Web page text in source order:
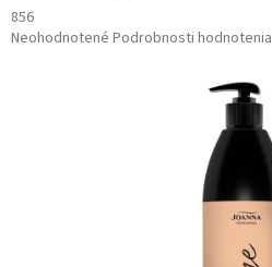
856
Priemerné
Neohodnotené Podrobnosti hodnotenia